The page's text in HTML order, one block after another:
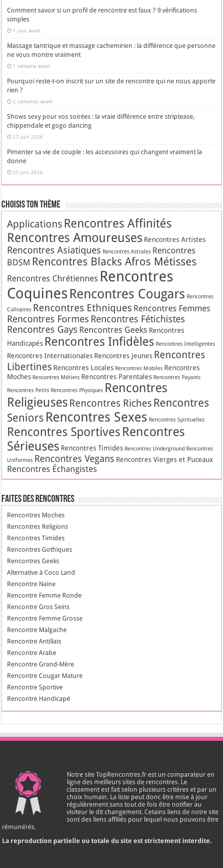
Comment savoir si un profil de rencontre est faux ? 9 vérifications
simples
1 jour avant
Massage tantrique et massage cachemirien : la différence que personne
ne vous montre vraiment
1 semaine avant
Pourquoi reste-t-on inscrit sur un site de rencontre qui ne nous apporte
rien ?
2 semaines avant
Shows sexy pour vos soirées : la vraie différence entre striptease,
chippendale et gogo dancing
27 juin 2026
Pimenter sa vie de couple : les accessoires qui changent vraiment la
donne
25 juin 2026
Choisis Ton Thème
Applications Rencontres Affinités
Rencontres Amoureuses Rencontres Artistes
Rencontres Asiatiques Rencontres Astrales Rencontres
BDSM Rencontres Blacks Afros Métisses
Rencontres Chrétiennes Rencontres
Coquines Rencontres Cougars Rencontres
Culinaires Rencontres Ethniques Rencontres Femmes
Rencontres Formes Rencontres Fétichistes
Rencontres Gays Rencontres Geeks Rencontres
Handicapés Rencontres Infidèles Rencontres Intelligentes
Rencontres Internationales Rencontres Jeunes Rencontres
Libertines Rencontres Locales Rencontres Mobiles Rencontres
Moches Rencontres Métiers Rencontres Parentales Rencontres Payants
Rencontres Petits Rencontres Physiques Rencontres
Religieuses Rencontres Riches Rencontres
Seniors Rencontres Sexes Rencontres Spirituelles
Rencontres Sportives Rencontres
Sérieuses Rencontres Timides Rencontres Underground Rencontres
Uniformes Rencontres Vegans Rencontres Vierges et Puceaux
Rencontres Échangistes
Faites des Rencontres
Rencontres Moches
Rencontres Religions
Rencontres Timides
Rencontres Gothiques
Rencontres Geeks
Alternative à Coco Land
Rencontre Naine
Rencontre Femme Ronde
Rencontre Gros Seins
Rencontre Femme Grosse
Rencontre Malgache
Rencontre Antillais
Rencontre Arabe
Rencontre Grand-Mère
Rencontre Cougar Mature
Rencontre Sportive
Rencontre Handicapé
Notre site TopRencontres.fr est un comparateur en
ligne des meilleurs sites de rencontres. Le
classement est fait selon plusieurs critères et par un
choix humain. La liste peut donc être mise à jour
régulièrement sans tout de fois être notifier au
visiteur le dit changement. Cetains liens de notre site
sont des liens affiliés pour lequel nous pouvons être
rémunérés.
La reproduction partielle ou totale du site est strictement interdite.